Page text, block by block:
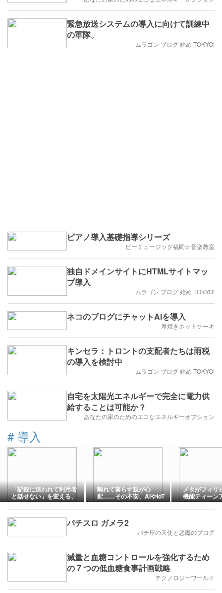
緊急放送システムの導入に向けて訓練中
の軍隊。
ムラゴン ブログ 始め TOKYO!
ピアノ導入基礎指導シリーズ
ピーミュージック福岡☆音楽教室
独自ドメインサイトにHTMLサイトマッ
プ導入
ムラゴン ブログ 始め TOKYO!
ネコのブログにチャットAIを導入
厚焼きホットケーキ
キンセラ：トロントの支配者たちは雨税
の導入を検討中
ムラゴン ブログ 始め TOKYO!
自宅を太陽光エネルギーで完全に電力供
給することは可能か？
あなたの家のためのエコなエネルギーオプション
# 導入
「記録に追われて利用者
と話せない」を変える、
介護現場のAI活用とは
離れて暮らす親が心
配……その不安、AIやIoT
が少し軽くしてくれるか
もしれません
メタがフィリ
機能ティーン
を導入
パチスロ ガメラ2
パチ屋の天使と悪魔のブログ
減量と血糖コントロールを強化するため
の 7 つの低血糖食事計画戦略
テクノロジーワールド